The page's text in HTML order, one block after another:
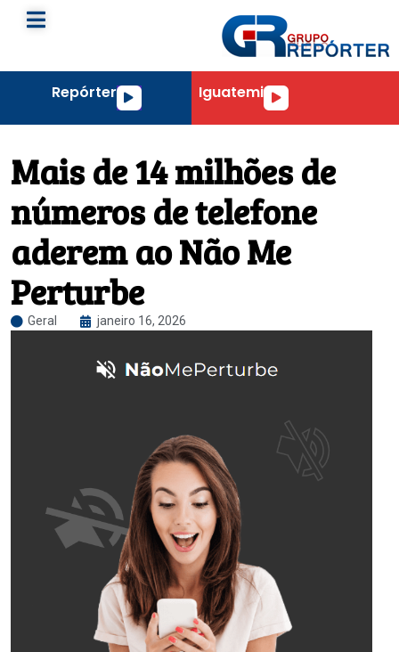
RepórterTocador
IguatemiTocador
Mais de 14 milhões de
números de telefone
aderem ao Não Me
Perturbe
Geral janeiro 16, 2026